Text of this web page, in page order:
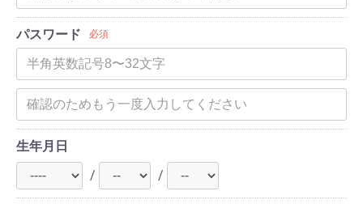
パスワード 必須
生年月日
/
/